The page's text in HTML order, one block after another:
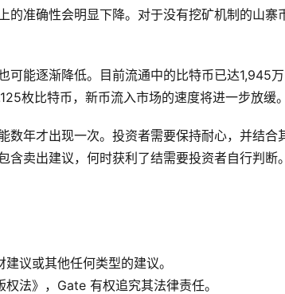
准确性会明显下降。对于没有挖矿机制的山寨
可能逐渐降低。目前流通中的比特币已达1,945万
枚比特币，新币流入市场的速度将进一步放缓。
数年才出现一次。投资者需要保持耐心，并结合
卖出建议，何时获利了结需要投资者自行判断。
议或其他任何类型的建议。
法》，Gate 有权追究其法律责任。